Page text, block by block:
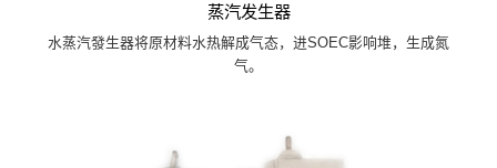
蒸汽发生器
水蒸汽發生器将原材料水热解成气态，进SOEC影响堆，生成氮
气。